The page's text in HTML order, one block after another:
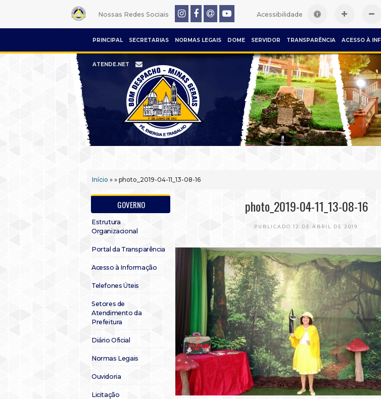
Nossas Redes Sociais Acessibilidade
PRINCIPAL SECRETARIAS NORMAS LEGAIS DOME SERVIDOR TRANSPARÊNCIA ACESSO À
ATENDE.NET
Início » » photo_2019-04-11_13-08-16
GOVERNO
Estrutura
Organizacional
Portal da Transparência
Acesso à Informação
Telefones Úteis
Setores de
Atendimento da
Prefeitura
Diário Oficial
Normas Legais
Ouvidoria
Licitação
photo_2019-04-11_13-08-16
PUBLICADO 12 DE ABRIL DE 2019.